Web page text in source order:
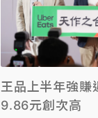
王品上半年強
9.86元創次高